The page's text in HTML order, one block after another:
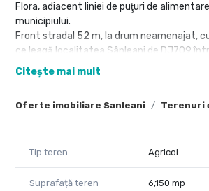
Oferte imobiliare Sanleani Terenuri
Flora, adiacent liniei de puţuri de
municipiului.
Front stradal 52 m, la drum neamenajat,
ce leagă localitatea Sânleani de DJ709
Terenul a fost introdus în intravilan prin
La doar 5 euro/mp îţi oferim portunitatea
sau
Victor Nedelcu – Consultant imobiliar
Tel: +40 744 772 772 – E.mail:
Citește mai mult
Tip teren Agricol
Suprafață teren 6,150 mp